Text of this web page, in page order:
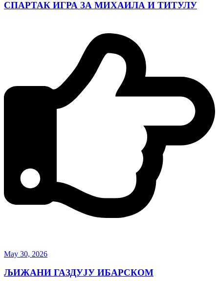
СПАРТАК ИГРА ЗА МИХАИЛА И ТИТУЛУ
May 30, 2026
ЉИЖАНИ ГАЗДУЈУ ИБАРСКОМ